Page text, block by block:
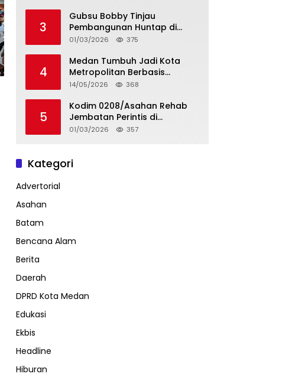
3
Gubsu Bobby Tinjau
Pembangunan Huntap di
Tapteng
01/03/2026 375
4
Medan Tumbuh Jadi Kota
Metropolitan Berbasis
Teknologi
14/05/2026 368
5
Kodim 0208/Asahan Rehab
Jembatan Perintis di
Mandarsah
01/03/2026 357
Kategori
Advertorial
Asahan
Batam
Bencana Alam
Berita
Daerah
DPRD Kota Medan
Edukasi
Ekbis
Headline
Hiburan